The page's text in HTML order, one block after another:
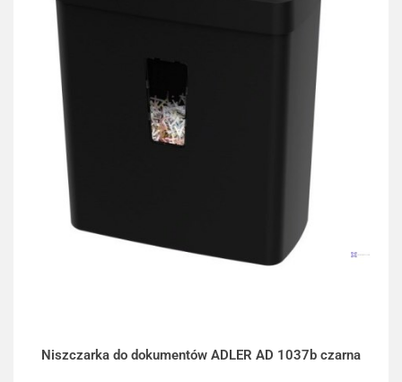
Niszczarka do dokumentów ADLER AD 1037b czarna